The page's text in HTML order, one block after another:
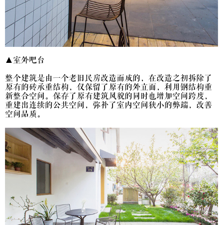
▲室外吧台
整个建筑是由一个老旧民房改造而成的，在改造之初拆除了
原有的砖承重结构，仅保留了原有的外立面，利用钢结构重
新整合空间。保存了原有建筑风貌的同时也增加空间跨度，
重建出连续的公共空间，弥补了室内空间狭小的弊端，改善
空间品质。